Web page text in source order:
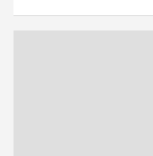
askerlere